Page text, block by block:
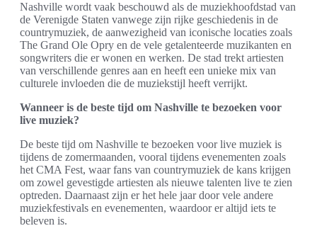
Nashville wordt vaak beschouwd als de muziekhoofdstad van
de Verenigde Staten vanwege zijn rijke geschiedenis in de
countrymuziek, de aanwezigheid van iconische locaties zoals
The Grand Ole Opry en de vele getalenteerde muzikanten en
songwriters die er wonen en werken. De stad trekt artiesten
van verschillende genres aan en heeft een unieke mix van
culturele invloeden die de muziekstijl heeft verrijkt.
Wanneer is de beste tijd om Nashville te bezoeken voor
live muziek?
De beste tijd om Nashville te bezoeken voor live muziek is
tijdens de zomermaanden, vooral tijdens evenementen zoals
het CMA Fest, waar fans van countrymuziek de kans krijgen
om zowel gevestigde artiesten als nieuwe talenten live te zien
optreden. Daarnaast zijn er het hele jaar door vele andere
muziekfestivals en evenementen, waardoor er altijd iets te
beleven is.